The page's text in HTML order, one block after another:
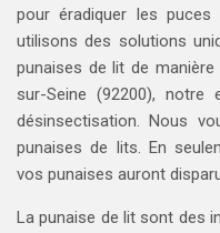
pour éradiquer les
utilisons des solutions
punaises de lit de
sur-Seine (92200), notre
désinsectisation. Nous
punaises de lits. En
vos punaises auront
La punaise de lit sont des